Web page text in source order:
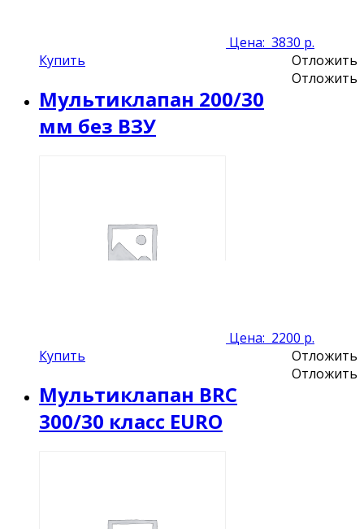
Цена: 3830 р.
Купить
Отложить
Отложить
Мультиклапан 200/30
мм без ВЗУ
Цена: 2200 р.
Купить
Отложить
Отложить
Мультиклапан BRC
300/30 класс EURO